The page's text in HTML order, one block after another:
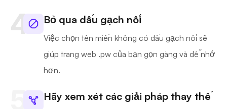
Bỏ qua dấu gạch nối
Việc chọn tên miền không có dấu gạch nối sẽ
giúp trang web .pw của bạn gọn gàng và dễ nhớ
hơn.
Hãy xem xét các giải pháp thay thế